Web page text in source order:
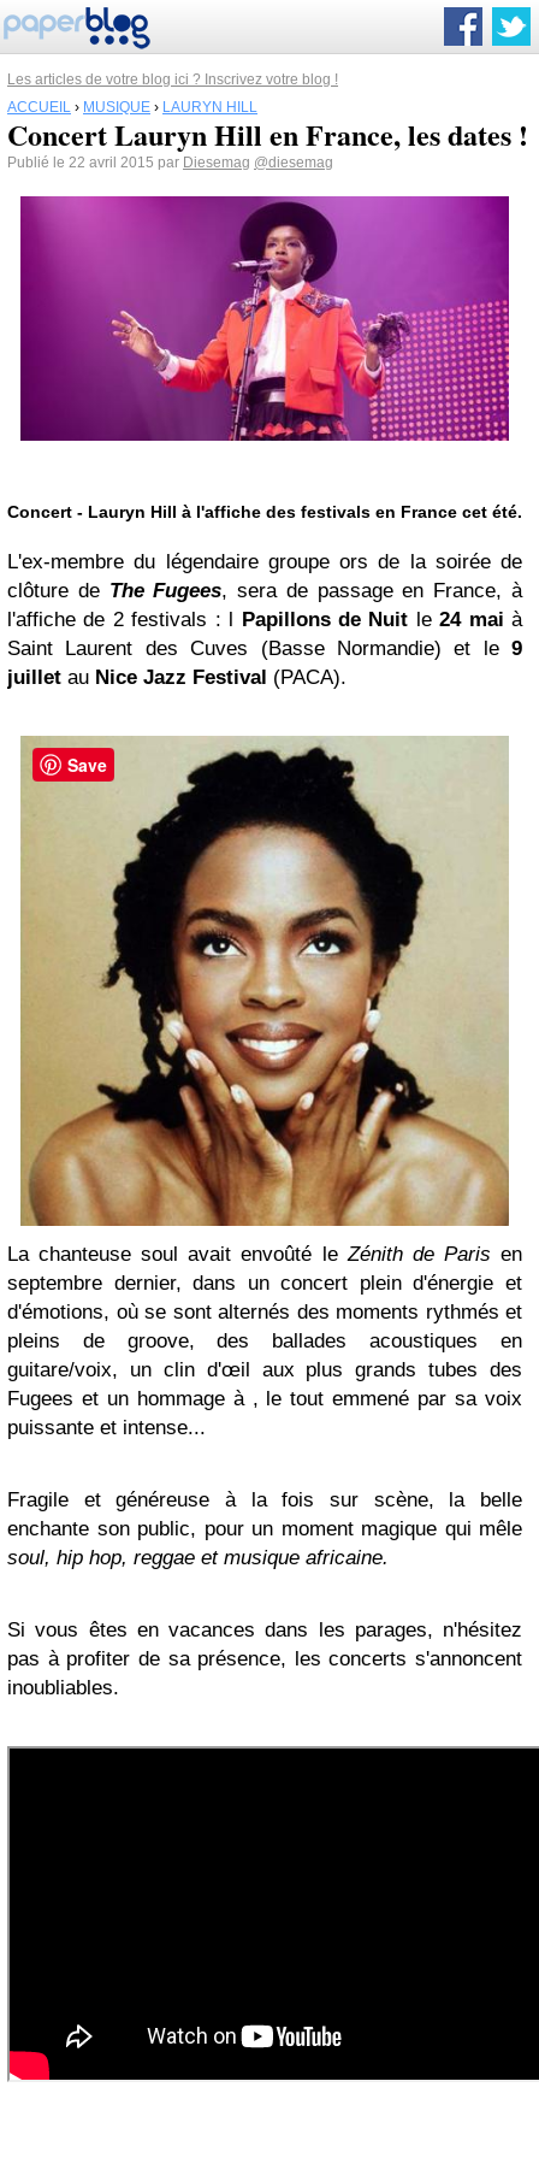
Les articles de votre blog ici ? Inscrivez votre blog !
ACCUEIL › MUSIQUE › LAURYN HILL
Concert Lauryn Hill en France, les dates !
Publié le 22 avril 2015 par Diesemag @diesemag
Concert - Lauryn Hill à l'affiche des festivals en France cet été.
L'ex-membre du légendaire groupe ors de la soirée de
clôture de The Fugees, sera de passage en France, à
l'affiche de 2 festivals : l
Papillons de Nuit le24 mai à
Saint Laurent des Cuves (Basse Normandie) et le 9
juillet au Nice Jazz Festival (PACA).
La chanteuse soul avait envoûté leZénith de Paris en
septembre dernier, dans un concert plein d'énergie et
d'émotions, où se sont alternés des moments rythmés et
pleins de groove, des ballades acoustiques en
guitare/voix, un clin d'œil aux plus grands tubes des
Fugees et un hommage à , le tout emmené par sa voix
puissante et intense...
Fragile et généreuse à la fois sur scène, la belle
enchante son public, pour un moment magique qui mêle
soul, hip hop, reggae et musique africaine.
Si vous êtes en vacances dans les parages, n'hésitez
pas à profiter de sa présence, les concerts s'annoncent
inoubliables.
Save